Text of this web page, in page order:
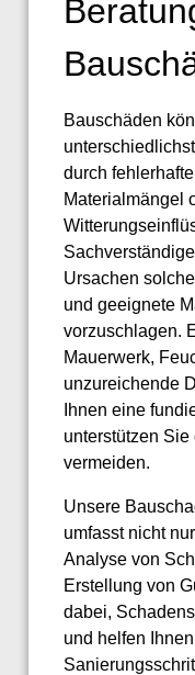
Bauschäden
durch
Materialmängel
Ursachen
und geeignete
vorzuschlagen.
Mauerwerk,
unzureichende
Ihnen eine
unterstützen
vermeiden.
Unsere
umfasst nicht
Analyse von
Erstellung von
dabei,
und helfen